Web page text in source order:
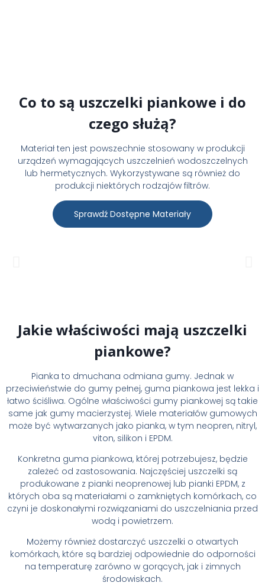
Co to są uszczelki piankowe i do
czego służą?
Materiał ten jest powszechnie stosowany w produkcji
urządzeń wymagających uszczelnień wodoszczelnych
lub hermetycznych. Wykorzystywane są również do
produkcji niektórych rodzajów filtrów.
Sprawdź Dostępne Materiały
Jakie właściwości mają uszczelki
piankowe?
Pianka to dmuchana odmiana gumy. Jednak w
przeciwieństwie do gumy pełnej, guma piankowa jest lekka i
łatwo ściśliwa. Ogólne właściwości gumy piankowej są takie
same jak gumy macierzystej. Wiele materiałów gumowych
może być wytwarzanych jako pianka, w tym neopren, nitryl,
viton, silikon i EPDM.
Konkretna guma piankowa, której potrzebujesz, będzie
zależeć od zastosowania. Najczęściej uszczelki są
produkowane z pianki neoprenowej lub pianki EPDM, z
których oba są materiałami o zamkniętych komórkach, co
czyni je doskonałymi rozwiązaniami do uszczelniania przed
wodą i powietrzem.
Możemy również dostarczyć uszczelki o otwartych
komórkach, które są bardziej odpowiednie do odporności
na temperaturę zarówno w gorących, jak i zimnych
środowiskach.